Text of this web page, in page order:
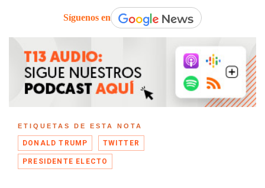
Síguenos en
ETIQUETAS DE ESTA NOTA
DONALD TRUMP TWITTER
PRESIDENTE ELECTO